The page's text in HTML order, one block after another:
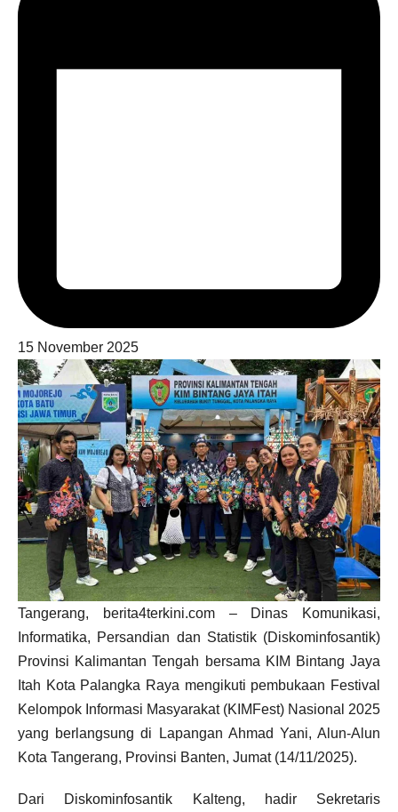
15 November 2025
Tangerang, berita4terkini.com – Dinas Komunikasi,
Informatika, Persandian dan Statistik (Diskominfosantik)
Provinsi Kalimantan Tengah bersama KIM Bintang Jaya
Itah Kota Palangka Raya mengikuti pembukaan Festival
Kelompok Informasi Masyarakat (KIMFest) Nasional 2025
yang berlangsung di Lapangan Ahmad Yani, Alun-Alun
Kota Tangerang, Provinsi Banten, Jumat (14/11/2025).
Dari Diskominfosantik Kalteng, hadir Sekretaris